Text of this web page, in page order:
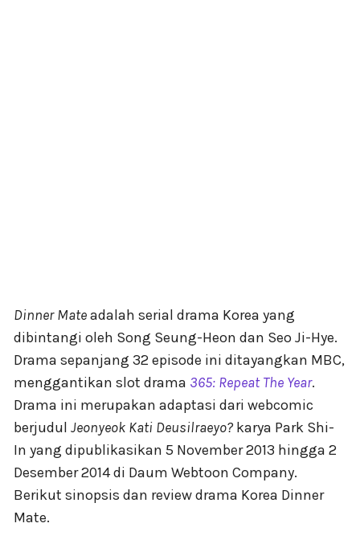
Dinner Mateadalah serial drama Korea yang
dibintangi oleh Song Seung-Heon dan Seo Ji-Hye.
Drama sepanjang 32 episode ini ditayangkan MBC,
menggantikan slot drama 365: Repeat The Year.
Drama ini merupakan adaptasi dari webcomic
berjudul Jeonyeok Kati Deusilraeyo?karya Park Shi-
In yang dipublikasikan 5 November 2013 hingga 2
Desember 2014 di Daum Webtoon Company.
Berikut sinopsis dan review drama Korea Dinner
Mate.